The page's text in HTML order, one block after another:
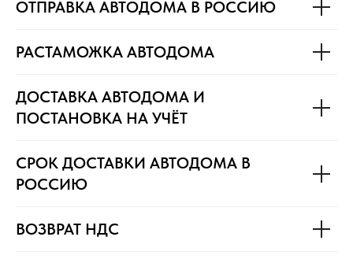
ОТПРАВКА АВТОДОМА В РОССИЮ
РАСТАМОЖКА АВТОДОМА
ДОСТАВКА АВТОДОМА И
ПОСТАНОВКА НА УЧЁТ
СРОК ДОСТАВКИ АВТОДОМА В
РОССИЮ
ВОЗВРАТ НДС